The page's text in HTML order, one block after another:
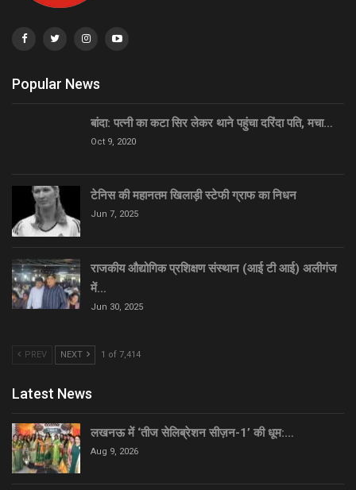
Popular News
बांदा: पत्नी का कटा सिर लेकर थाने पहुंचा दरिंदा पति, मचा…
Oct 9, 2020
टेनिस की महानतम खिलाड़ी स्टेफी ग्राफ का निधन
Jun 7, 2025
राजकीय औद्योगिक प्रशिक्षण संस्थान (आई टी आई) अलीगंज
में…
Jun 30, 2025
PREV NEXT 1 of 7,414
Latest News
लखनऊ में ‘तीज सेलिब्रेशन सीज़न-1’ की धूम:…
Aug 9, 2026